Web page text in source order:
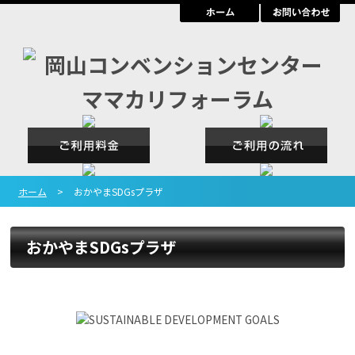
ホーム > おかやまSDGsプラザ
おかやまSDGsプラザ